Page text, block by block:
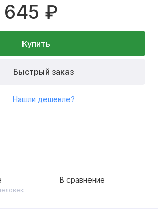
645 ₽
Купить
Быстрый заказ
Нашли дешевле?
В сравнение